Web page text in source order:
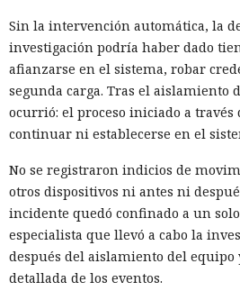
Sin la intervención automática, la
investigación podría haber dado
afianzarse en el sistema, robar
segunda carga. Tras el aislamiento
ocurrió: el proceso iniciado a través
continuar ni establecerse en el
No se registraron indicios de
otros dispositivos ni antes ni
incidente quedó confinado a un
especialista que llevó a cabo la
después del aislamiento del equipo
detallada de los eventos.